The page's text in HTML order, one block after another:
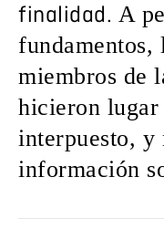
finalidad. A
miembros de
hicieron lugar
interpuesto, y
información